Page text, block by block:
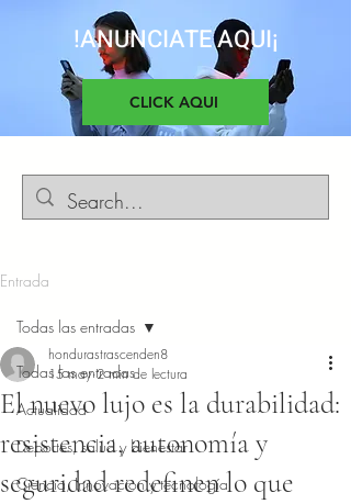
!ANUNCIATE AQUI¡
CLICK AQUI
Entrada
Todas las entradas
Actualidad
Deportes, salud y bienestar
Ciencia, Innovacion y tecnología
Todas las entradas
El nuevo lujo es la durabilidad:
resistencia, autonomía y
seguridad redefinen lo que
hondurastrascenden8
15 may 2 min de lectura